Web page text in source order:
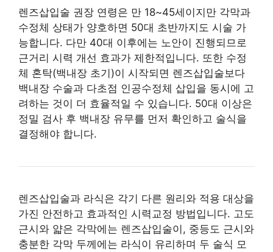
렌즈삽입술 권장 연령은 만 18~45세이지만 각막과
수정체 상태가 양호하면 50대 초반까지도 시술 가
능합니다. 다만 40대 이후에는 노안이 진행되므로
근거리 시력 개선 효과가 제한적입니다. 또한 수정
체 혼탁(백내장 초기)이 시작되면 렌즈삽입술보다
백내장 수술과 다초점 인공수정체 삽입을 동시에 고
려하는 것이 더 효율적일 수 있습니다. 50대 이상은
정밀 검사 후 백내장 유무를 먼저 확인하고 술식을
결정해야 합니다.
렌즈삽입술과 라식은 각기 다른 원리와 적용 대상을
가진 안전하고 효과적인 시력교정 방법입니다. 고도
근시와 얇은 각막에는 렌즈삽입술이, 중등도 근시와
충분한 각막 두께에는 라식이 유리하며 두 술식 모